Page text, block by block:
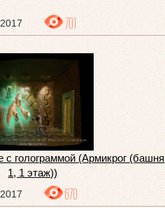
701
с голограммой (Армикрог (башня
1, 1 этаж))
670